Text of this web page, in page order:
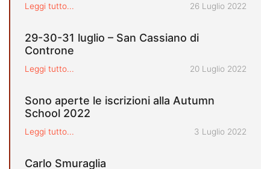
Leggi tutto... Pubblicato il
26 Luglio 2022
29-30-31 luglio – San Cassiano di
Controne
Leggi tutto... Pubblicato il
20 Luglio 2022
Sono aperte le iscrizioni alla Autumn
School 2022
Leggi tutto... Pubblicato il
3 Luglio 2022
Carlo Smuraglia